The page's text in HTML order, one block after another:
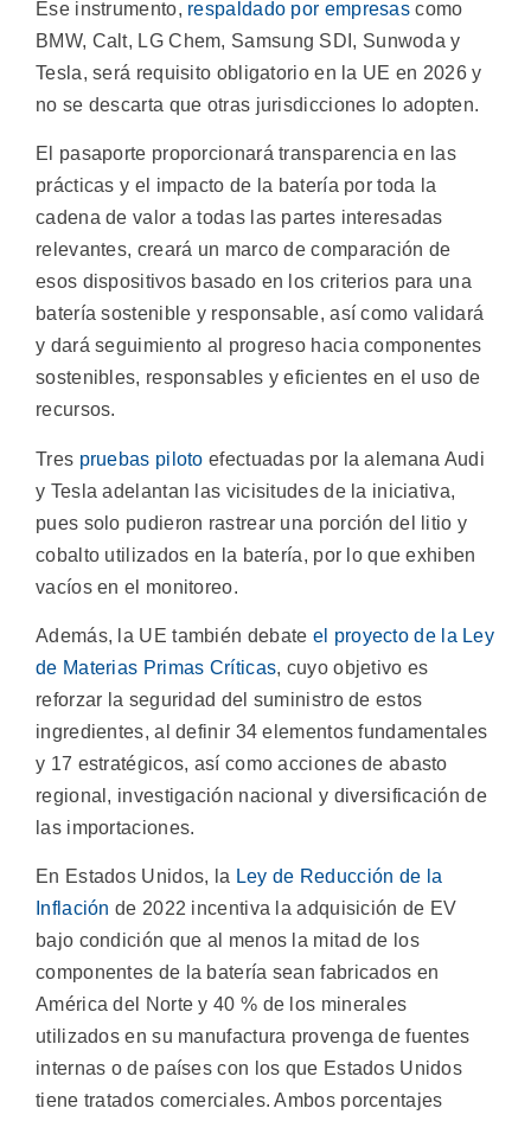
Ese instrumento, respaldado por empresas como
BMW, Calt, LG Chem, Samsung SDI, Sunwoda y
Tesla, será requisito obligatorio en la UE en 2026 y
no se descarta que otras jurisdicciones lo adopten.
El pasaporte proporcionará transparencia en las
prácticas y el impacto de la batería por toda la
cadena de valor a todas las partes interesadas
relevantes, creará un marco de comparación de
esos dispositivos basado en los criterios para una
batería sostenible y responsable, así como validará
y dará seguimiento al progreso hacia componentes
sostenibles, responsables y eficientes en el uso de
recursos.
Tres pruebas piloto efectuadas por la alemana Audi
y Tesla adelantan las vicisitudes de la iniciativa,
pues solo pudieron rastrear una porción del litio y
cobalto utilizados en la batería, por lo que exhiben
vacíos en el monitoreo.
Además, la UE también debate el proyecto de la Ley
de Materias Primas Críticas, cuyo objetivo es
reforzar la seguridad del suministro de estos
ingredientes, al definir 34 elementos fundamentales
y 17 estratégicos, así como acciones de abasto
regional, investigación nacional y diversificación de
las importaciones.
En Estados Unidos, la Ley de Reducción de la
Inflación de 2022 incentiva la adquisición de EV
bajo condición que al menos la mitad de los
componentes de la batería sean fabricados en
América del Norte y 40 % de los minerales
utilizados en su manufactura provenga de fuentes
internas o de países con los que Estados Unidos
tiene tratados comerciales. Ambos porcentajes